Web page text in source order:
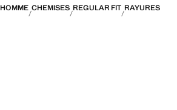
HOMME CHEMISES REGULAR FIT RAYURES